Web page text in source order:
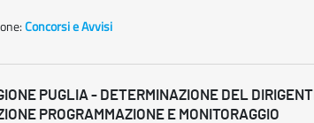
Concorsi e Avvisi
PUGLIA - DETERMINAZIONE DEL
PROGRAMMAZIONE E MONITORAGGIO